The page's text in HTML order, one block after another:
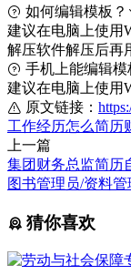
如何编辑模板？
建议在电脑上使用
解压软件解压后再
手机上能编辑模
建议在电脑上使用
原文链接：
工作经历怎么简历
上一篇
集团财务总监简历
图书管理员/资料
猜你喜欢